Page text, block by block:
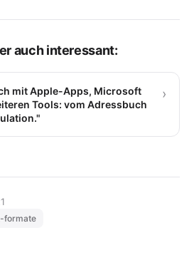
auch interessant:
mit Apple-Apps, Microsoft
Tools: vom Adressbuch
›
formate